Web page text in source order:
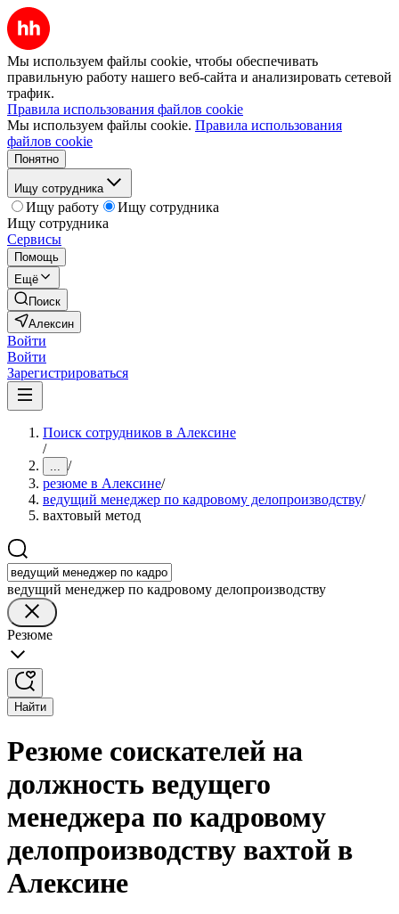
Мы используем файлы cookie, чтобы обеспечивать
правильную работу нашего веб-сайта и анализировать сетевой
трафик.
Правила использования файлов cookie
Мы используем файлы cookie. Правила использования
файлов cookie
Понятно
Ищу сотрудника
Ищу работу
Ищу сотрудника
Ищу сотрудника
Сервисы
Помощь
Ещё
Поиск
Алексин
Войти
Войти
Зарегистрироваться
Поиск сотрудников в Алексине
/
... /
резюме в Алексине/
ведущий менеджер по кадровому делопроизводству/
вахтовый метод
ведущий менеджер по кадровому делопроизводству
Резюме
Найти
Резюме соискателей на
должность ведущего
менеджера по кадровому
делопроизводству вахтой в
Алексине